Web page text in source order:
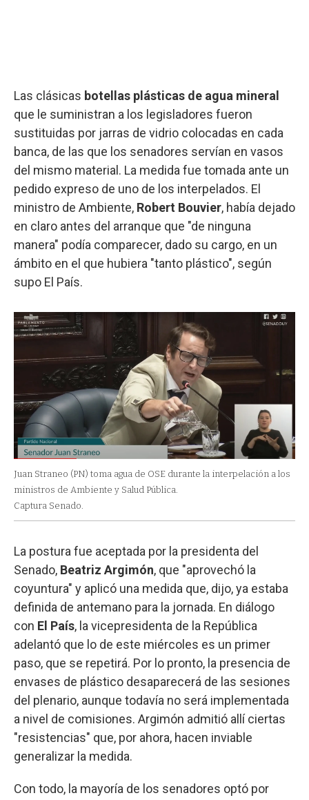
Las clásicas botellas plásticas de agua mineral
que le suministran a los legisladores fueron
sustituidas por jarras de vidrio colocadas en cada
banca, de las que los senadores servían en vasos
del mismo material. La medida fue tomada ante un
pedido expreso de uno de los interpelados. El
ministro de Ambiente, Robert Bouvier, había dejado
en claro antes del arranque que "de ninguna
manera" podía comparecer, dado su cargo, en un
ámbito en el que hubiera "tanto plástico", según
supo El País.
Juan Straneo (PN) toma agua de OSE durante la interpelación a los
ministros de Ambiente y Salud Pública.
Captura Senado.
La postura fue aceptada por la presidenta del
Senado, Beatriz Argimón, que "aprovechó la
coyuntura" y aplicó una medida que, dijo, ya estaba
definida de antemano para la jornada. En diálogo
con El País, la vicepresidenta de la República
adelantó que lo de este miércoles es un primer
paso, que se repetirá. Por lo pronto, la presencia de
envases de plástico desaparecerá de las sesiones
del plenario, aunque todavía no será implementada
a nivel de comisiones. Argimón admitió allí ciertas
"resistencias" que, por ahora, hacen inviable
generalizar la medida.
Con todo, la mayoría de los senadores optó por